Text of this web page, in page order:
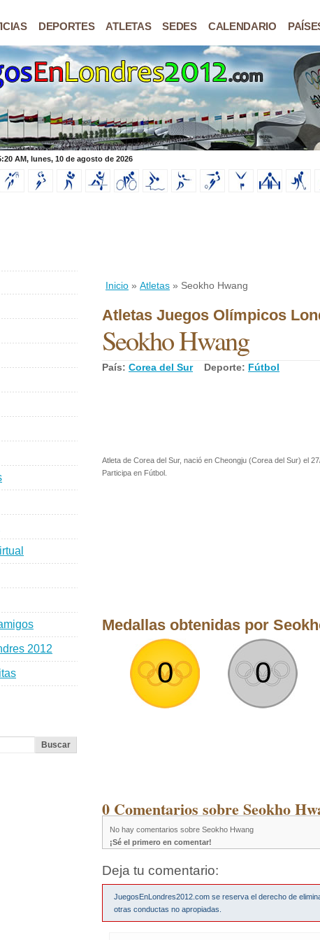
DEPORTES ATLETAS SEDES CALENDARIO
AM, lunes, 10 de agosto de 2026
Inicio » Atletas » Seokho Hwang
Atletas Juegos Olímpicos
Seokho Hwang
País: Corea del SurDeporte: Fútbol
Atleta de Corea del Sur, nació en Cheongju (Corea del Sur) el
Participa en Fútbol.
Medallas obtenidas por
0 0
0 Comentarios sobre Seokho
No hay comentarios sobre Seokho Hwang
¡Sé el primero en comentar!
Deja tu comentario:
JuegosEnLondres2012.com se reserva el derecho de
otras conductas no apropiadas.
2012